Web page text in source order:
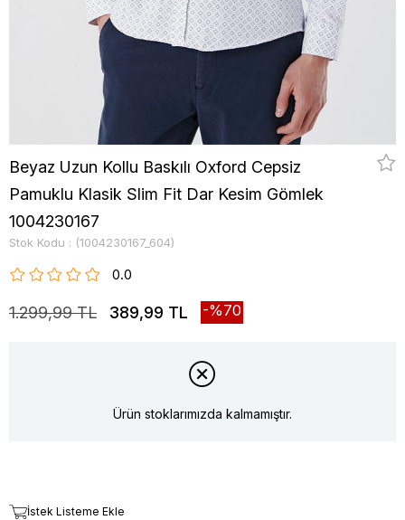
Beyaz Uzun Kollu Baskılı Oxford Cepsiz
Pamuklu Klasik Slim Fit Dar Kesim Gömlek
1004230167
Stok Kodu (1004230167_604)
0.0
1.299,99 TL 389,99 TL 70
Ürün stoklarımızda kalmamıştır.
İstek Listeme Ekle